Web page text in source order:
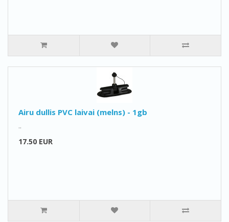
Airu dullis PVC laivai (melns) - 1gb
..
17.50 EUR